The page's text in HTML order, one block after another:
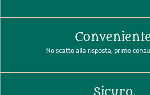
No scatto alla risposta, primo
Sicuro.